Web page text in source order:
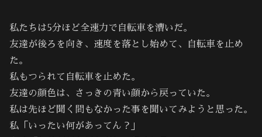
私たちは5分ほど全速力で自転車を漕いだ。
友達が後ろを向き、速度を落とし始めて、自転車を止め
た。
私もつられて自転車を止めた。
友達の顔色は、さっきの青い顔から戻っていた。
私は先ほど聞く間もなかった事を聞いてみようと思った。
私「いったい何があってん？」